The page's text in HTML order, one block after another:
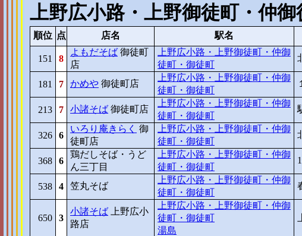
上野広小路・上野御徒町・仲
順位 点 店名 駅名
151 8
よもだそば 御徒町
店
上野広小路・上野御徒町・仲御
徒町・御徒町
181 7 かめや 御徒町店
上野広小路・上野御徒町・仲御
徒町・御徒町
213 7 小諸そば 御徒町店
上野広小路・上野御徒町・仲御
徒町・御徒町
326 6
いろり庵きらく 御
徒町店
上野広小路・上野御徒町・仲御
徒町・御徒町
368 6
鶏だしそば・うど
ん三丁目
上野広小路・上野御徒町・仲御
徒町・御徒町
538 4 笠丸そば
上野広小路・上野御徒町・仲御
徒町・御徒町
650 3
小諸そば 上野広小
路店
上野広小路・上野御徒町・仲御
徒町・御徒町
湯島